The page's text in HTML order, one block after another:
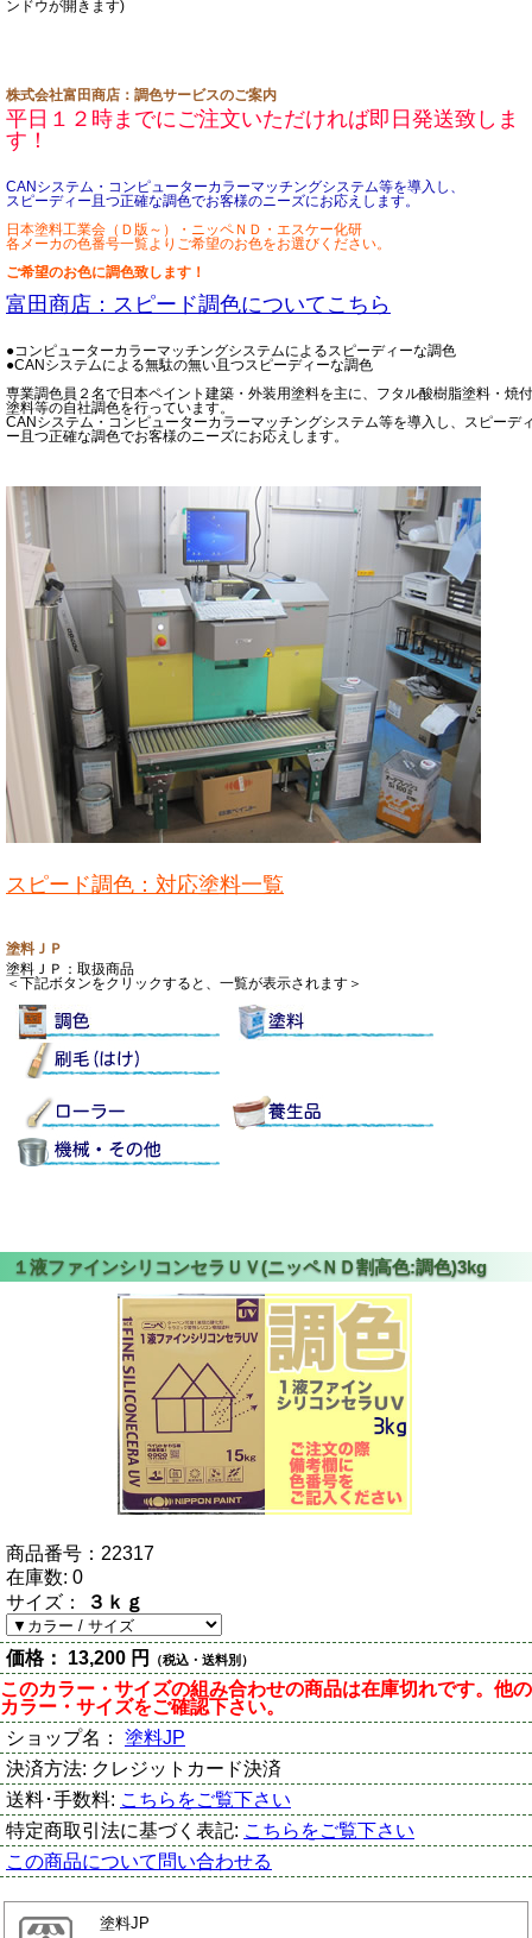
ンドウが開きます)
株式会社富田商店：調色サービスのご案内
平日１２時までにご注文いただければ即日発送致しま
す！
CANシステム・コンピューターカラーマッチングシステム等を導入し、
スピーディー且つ正確な調色でお客様のニーズにお応えします。
日本塗料工業会（Ｄ版～）・ニッペＮＤ・エスケー化研
各メーカの色番号一覧よりご希望のお色をお選びください。
ご希望のお色に調色致します！
富田商店：スピード調色についてこちら
●コンピューターカラーマッチングシステムによるスピーディーな調色
●CANシステムによる無駄の無い且つスピーディーな調色
専業調色員２名で日本ペイント建築・外装用塗料を主に、フタル酸樹脂塗料・焼付
塗料等の自社調色を行っています。
CANシステム・コンピューターカラーマッチングシステム等を導入し、スピーデ
ー且つ正確な調色でお客様のニーズにお応えします。
スピード調色：対応塗料一覧
塗料ＪＰ
塗料ＪＰ：取扱商品
＜下記ボタンをクリックすると、一覧が表示されます＞
商品番号： 22317
在庫数: 0
サイズ： ３ｋｇ
価格： 13,200 円 （税込・送料別）
このカラー・サイズの組み合わせの商品は在庫切れです。他の
カラー・サイズをご確認下さい。
ショップ名： 塗料JP
決済方法: クレジットカード決済
送料･手数料: こちらをご覧下さい
特定商取引法に基づく表記: こちらをご覧下さい
この商品について問い合わせる
塗料JP